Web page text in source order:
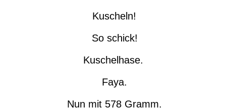
Kuscheln!
So schick!
Kuschelhase.
Faya.
Nun mit 578 Gramm.